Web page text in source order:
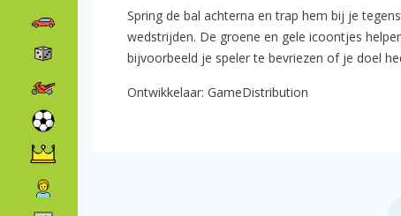
Spring de bal achterna en trap hem bij je
wedstrijden. De groene en gele icoontjes
bijvoorbeeld je speler te bevriezen of je doel
Ontwikkelaar: GameDistribution